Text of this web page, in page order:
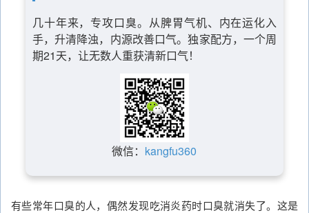
几十年来，专攻口臭。从脾胃气机、内在运化入
手，升清降浊，内源改善口气。独家配方，一个周
期21天，让无数人重获清新口气！
微信： kangfu360
有些常年口臭的人，偶然发现吃消炎药时口臭就消失了。这是